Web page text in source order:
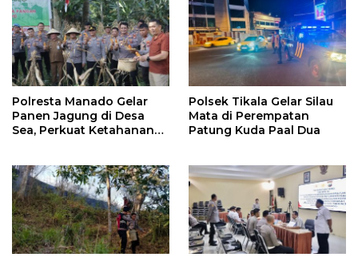
Polresta Manado Gelar
Panen Jagung di Desa
Sea, Perkuat Ketahanan
Polsek Tikala Gelar Silau
Mata di Perempatan
Patung Kuda Paal Dua